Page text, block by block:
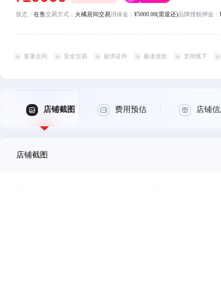
状态： 在售交易方式： 火橘居间交易消保金： ¥5000.00(需退还)品牌授权押金：
签署合同 安全交易 提供证件 极速放款 支持线下
店铺截图 费用预估 店铺
店铺截图